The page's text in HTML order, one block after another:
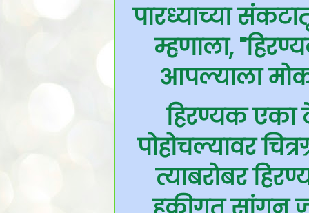
पारध्याच्या
म्हणाला,
आपल्याला
हिरण्यक एका
पोहोचल्यावर
त्याबरोबर